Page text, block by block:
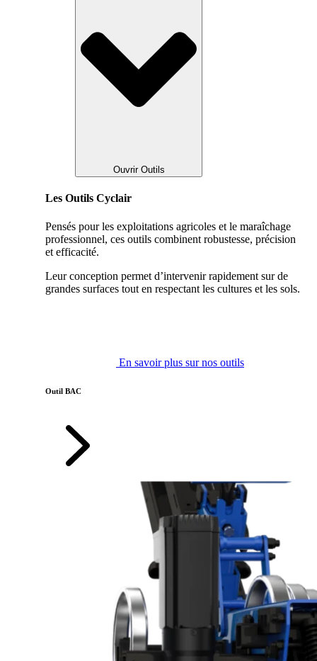
Ouvrir Outils
Les Outils Cyclair
Pensés pour les exploitations agricoles et le maraîchage
professionnel, ces outils combinent robustesse, précision
et efficacité.
Leur conception permet d’intervenir rapidement sur de
grandes surfaces tout en respectant les cultures et les sols.
En savoir plus sur nos outils
Outil BAC